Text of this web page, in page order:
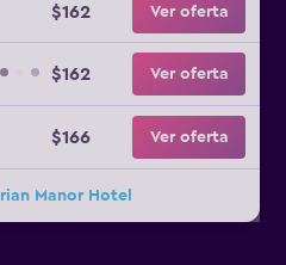
$162 Ver oferta
$162 Ver oferta
$166 Ver oferta
Manor Hotel